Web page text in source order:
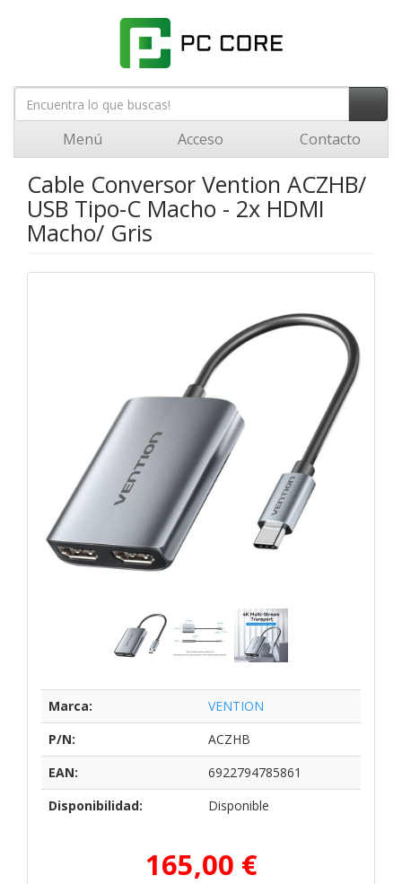
Menú Acceso Contacto
Cable Conversor Vention ACZHB/
USB Tipo-C Macho - 2x HDMI
Macho/ Gris
Marca:
VENTION
P/N:
ACZHB
EAN:
6922794785861
Disponibilidad:
Disponible
165,00 €